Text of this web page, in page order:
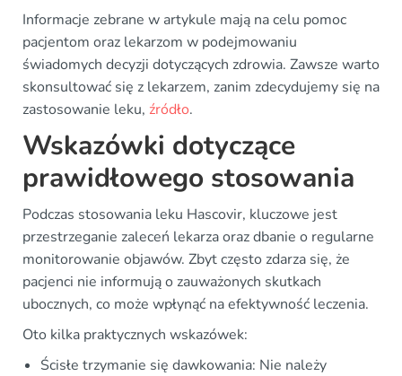
Informacje zebrane w artykule mają na celu pomoc
pacjentom oraz lekarzom w podejmowaniu
świadomych decyzji dotyczących zdrowia. Zawsze warto
skonsultować się z lekarzem, zanim zdecydujemy się na
zastosowanie leku, źródło.
Wskazówki dotyczące
prawidłowego stosowania
Podczas stosowania leku Hascovir, kluczowe jest
przestrzeganie zaleceń lekarza oraz dbanie o regularne
monitorowanie objawów. Zbyt często zdarza się, że
pacjenci nie informują o zauważonych skutkach
ubocznych, co może wpłynąć na efektywność leczenia.
Oto kilka praktycznych wskazówek:
Ścisłe trzymanie się dawkowania: Nie należy